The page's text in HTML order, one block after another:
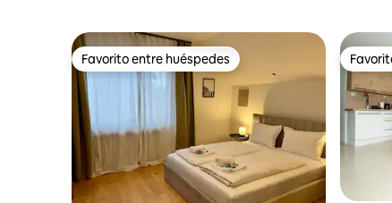
Favorito entre huéspedes
Favorito entre huéspedes